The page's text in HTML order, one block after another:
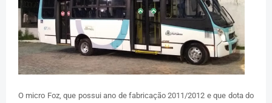
O micro Foz, que possui ano de fabricação 2011/2012 e que dota do